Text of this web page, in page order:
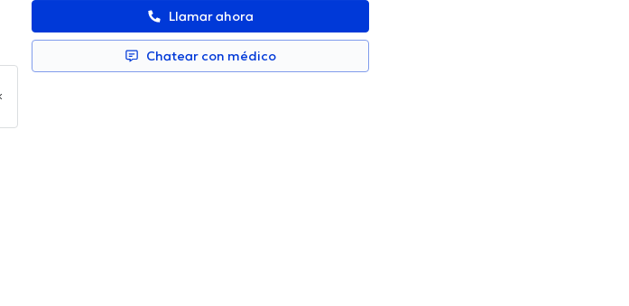
Llamar ahora
Chatear con médico